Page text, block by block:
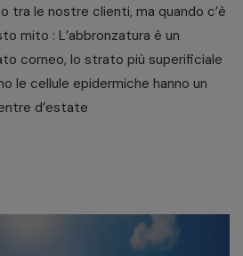
tra le nostre clienti, ma quando c’è
mito : L’abbronzatura è un
corneo, lo strato più superificiale
le cellule epidermiche hanno un
d’estate